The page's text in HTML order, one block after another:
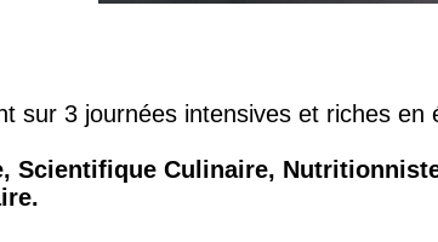
sur 3 journées intensives et riches
Scientifique Culinaire,